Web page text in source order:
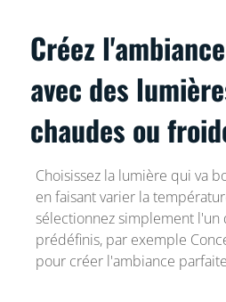
Créez
avec des
chaudes ou
Choisissez la lumière qui va
en faisant varier la
sélectionnez simplement l'un
prédéfinis, par exemple
pour créer l'ambiance